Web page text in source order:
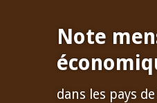
Note
dans les pays